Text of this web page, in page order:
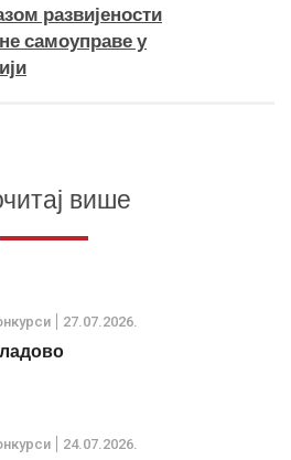
развијености
самоуправе у
више
27.07.2026.
24.07.2026.